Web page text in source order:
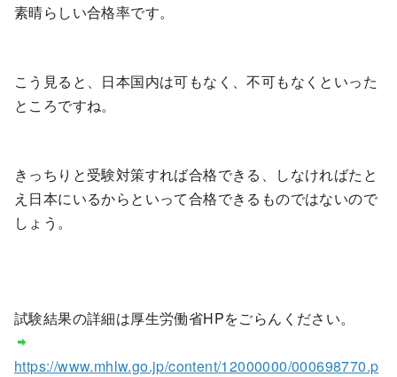
素晴らしい合格率です。
こう見ると、日本国内は可もなく、不可もなくといった
ところですね。
きっちりと受験対策すれば合格できる、しなければたと
え日本にいるからといって合格できるものではないので
しょう。
試験結果の詳細は厚生労働省HPをごらんください。
https://www.mhlw.go.jp/content/12000000/000698770.p